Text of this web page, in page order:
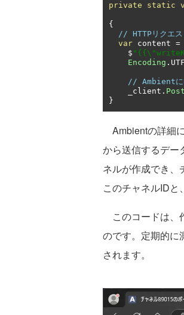
private static
{
// HTTPリクエス
var content =
    $
Encoding .
// Ambientに
    _client
. Post
}
Ambientの詳細
から送信するデー
ネルが作成でき、
このチャネルIDと
このコードは、
のです。定期的に
されます。